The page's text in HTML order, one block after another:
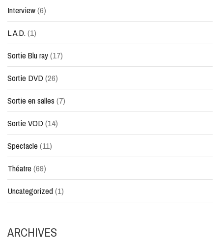
Interview(6)
L.A.D.(1)
Sortie Blu ray(17)
Sortie DVD(26)
Sortie en salles(7)
Sortie VOD(14)
Spectacle(11)
Théatre(69)
Uncategorized(1)
ARCHIVES